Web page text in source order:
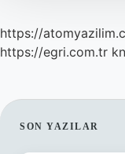
https://
https://egri.com.tr
SON YAZILAR